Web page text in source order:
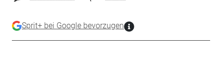
Sprit+ bei Google bevorzugen